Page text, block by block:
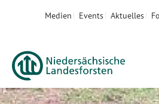
Medien Events Aktuelles